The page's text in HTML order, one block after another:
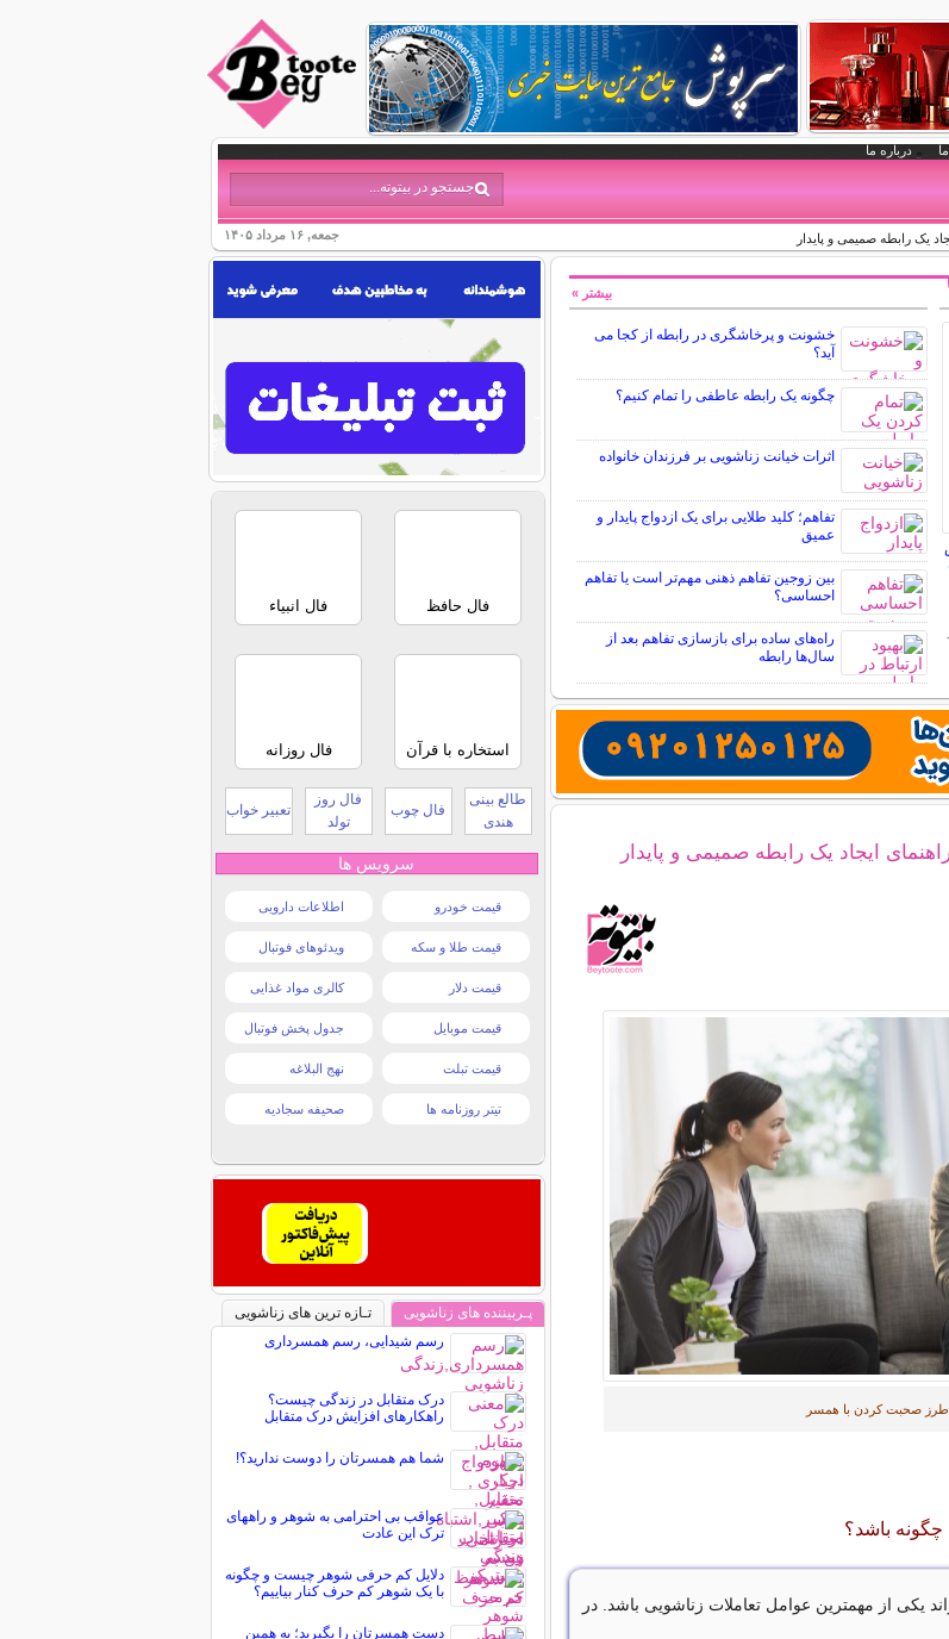
درباره ما
جمعه, ۱۶ مرداد ۱۴۰۵ یک رابطه صمیمی و پایدار
خشونت و پرخاشگری در رابطه از کجا می
آید؟
چگونه یک رابطه عاطفی را تمام کنیم؟
اثرات خیانت زناشویی بر فرزندان خانواده
تفاهم؛ کلید طلایی برای یک ازدواج پایدار و
عمیق
بین زوجین تفاهم ذهنی مهم‌تر است یا تفاهم
احساسی؟
راه‌های ساده برای بازسازی تفاهم بعد از
سال‌ها رابطه
بیشتر »
ایجاد یک رابطه صمیمی و پایدار
طرز صحبت کردن با همسر
باشد؟
یکی از مهمترین عوامل تعاملات زناشویی باشد. در
فال حافظ فال انبیاء
استخاره با قرآن فال روزانه
طالع بینی
هندی
فال چوب
فال روز
تولد
تعبیر خواب
سرویس ها
قیمت خودرو اطلاعات دارویی
قیمت طلا و سکه ویدئوهای فوتبال
قیمت دلار کالری مواد غذایی
قیمت موبایل جدول پخش فوتبال
قیمت تبلت نهج البلاغه
تیتر روزنامه ها صحیفه سجادیه
پـربیننده های زناشویی
تـازه ترین های زناشویی
رسم شیدایی، رسم همسرداری
درک متقابل در زندگی چیست؟
راهکارهای افزایش درک متقابل
شما هم همسرتان را دوست ندارید؟!
عواقب بی احترامی به شوهر و راههای
ترک این عادت
دلایل کم حرفی شوهر چیست و چگونه
با یک شوهر کم حرف کنار بیاییم؟
دست همسرتان را بگیرید؛ به همین